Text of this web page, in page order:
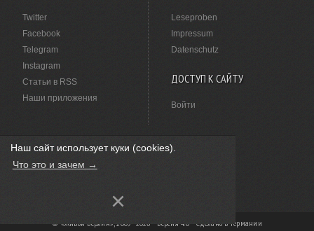
Наш сайт использует куки (cookies).
Что это и зачем →
×
Twitter
Facebook
Telegram
Instagram
Статьи в RSS
Наши приложения
Leseproben
Impressum
Datenschutz
ДОСТУП К САЙТУ
Войти
НАШЛИ ОПЕЧАТКУ?
© «Живой Берлин», 2009–2026 · Версия 4.0 · Сделано в Германии